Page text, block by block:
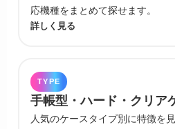
応機種をまとめて探せます。
詳しく見る
TYPE
手帳型・ハード・クリア
人気のケースタイプ別に特徴を